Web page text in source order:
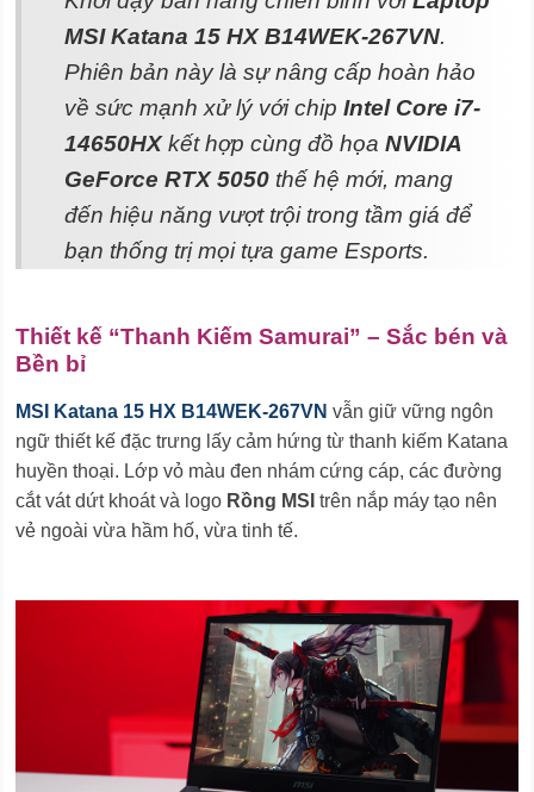
MSI Katana 15 HX B14WEK-267VN.
Phiên bản này là sự nâng cấp hoàn hảo
về sức mạnh xử lý với chip Intel Core i7-
14650HXkết hợp cùng đồ họa NVIDIA
GeForce RTX 5050 thế hệ mới, mang
đến hiệu năng vượt trội trong tầm giá để
bạn thống trị mọi tựa game Esports.
Thiết kế “Thanh Kiếm Samurai” – Sắc bén và
Bền bỉ
MSI Katana 15 HX B14WEK-267VN vẫn giữ vững ngôn
ngữ thiết kế đặc trưng lấy cảm hứng từ thanh kiếm Katana
huyền thoại. Lớp vỏ màu đen nhám cứng cáp, các đường
cắt vát dứt khoát và logo Rồng MSI trên nắp máy tạo nên
vẻ ngoài vừa hầm hố, vừa tinh tế.